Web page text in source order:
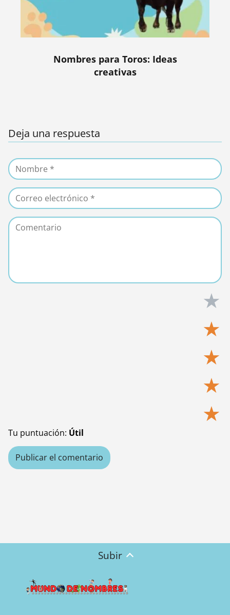
Nombres para Toros: Ideas
creativas
Deja una respuesta
★
★
★
★
★
Tu puntuación: Útil
Subir